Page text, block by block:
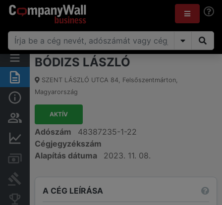
Összegzés
Alap információk
Személyek és tulajdonjog
Számlák és zárolások
Bírósági eljárások
BÓDIZS LÁSZLÓ
SZENT LÁSZLÓ UTCA 84, Felsőszentmárton,
Magyarország
AKTÍV
Adószám
48387235-1-22
Cégjegyzékszám
Alapítás dátuma
2023. 11. 08.
A CÉG LEÍRÁSA